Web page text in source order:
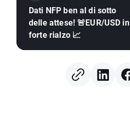
Dati NFP ben al di sotto
delle attese! 🚨EUR/USD in
forte rialzo 📈